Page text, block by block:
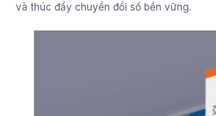
và thúc đẩy chuyển đổi số bền vững.